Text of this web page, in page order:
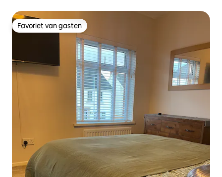
Favoriet van gasten
Favoriet van gasten